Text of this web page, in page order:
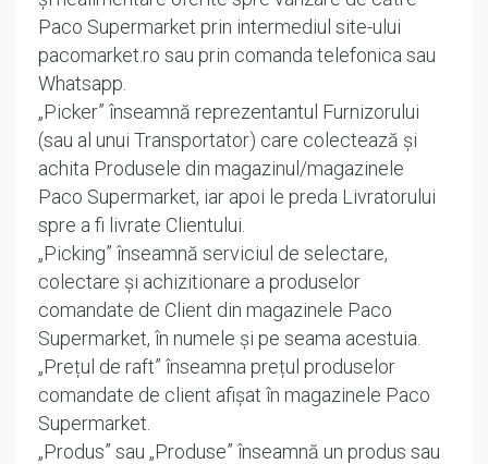
Paco Supermarket prin intermediul site-ului
pacomarket.ro sau prin comanda telefonica sau
Whatsapp.
„Picker” înseamnă reprezentantul Furnizorului
(sau al unui Transportator) care colectează și
achita Produsele din magazinul/magazinele
Paco Supermarket, iar apoi le preda Livratorului
spre a fi livrate Clientului.
„Picking” înseamnă serviciul de selectare,
colectare și achizitionare a produselor
comandate de Client din magazinele Paco
Supermarket, în numele și pe seama acestuia.
„Prețul de raft” înseamna prețul produselor
comandate de client afișat în magazinele Paco
Supermarket.
„Produs” sau „Produse” înseamnă un produs sau